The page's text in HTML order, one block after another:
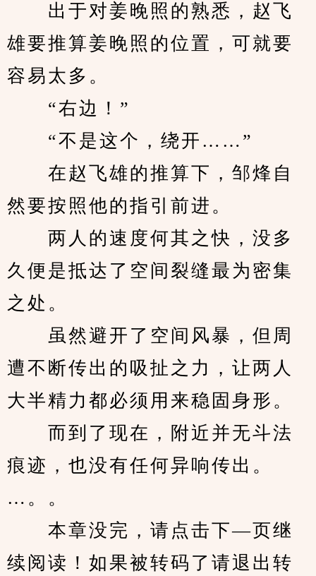
出于对姜晚照的熟悉，赵飞
雄要推算姜晚照的位置，可就要
容易太多。
“右边！”
“不是这个，绕开……”
在赵飞雄的推算下，邹烽自
然要按照他的指引前进。
两人的速度何其之快，没多
久便是抵达了空间裂缝最为密集
之处。
虽然避开了空间风暴，但周
遭不断传出的吸扯之力，让两人
大半精力都必须用来稳固身形。
而到了现在，附近并无斗法
痕迹，也没有任何异响传出。
…。。
本章没完，请点击下—页继
续阅读！如果被转码了请退出转